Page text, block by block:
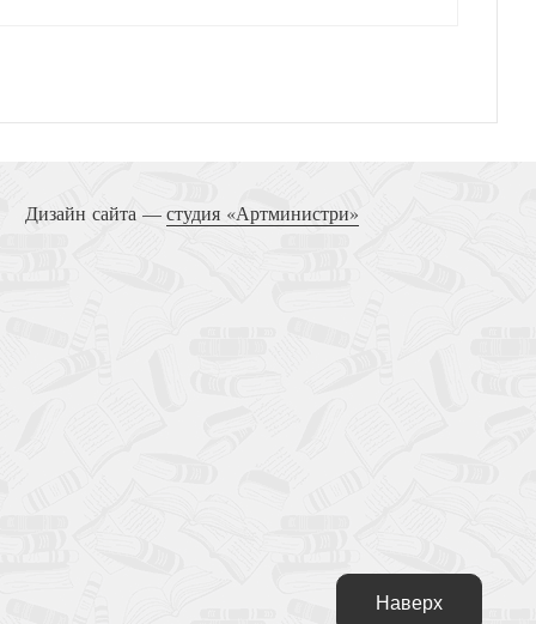
Дизайн сайта —студия «Артминистри»
Наверх